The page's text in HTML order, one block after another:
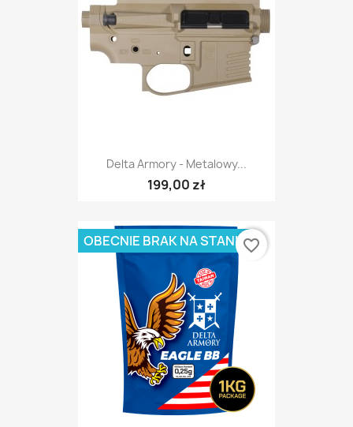
Delta Armory - Metalowy...
199,00 zł
OBECNIE BRAK NA STANIEfavorite_border